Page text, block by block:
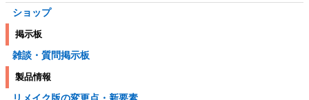
ショップ
掲示板
雑談・質問掲示板
製品情報